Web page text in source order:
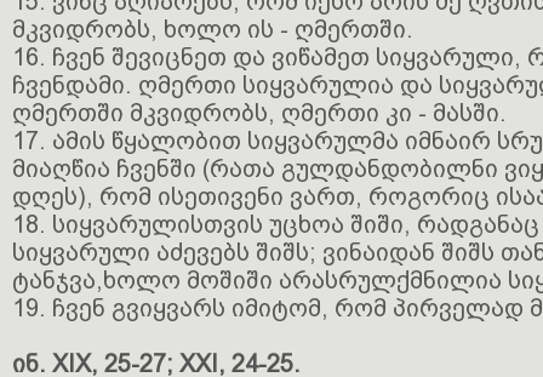
მკვიდრობს, ხოლო ის - ღმერთში.
16. ჩვენ შევიცნეთ და ვიწამეთ
ჩვენდამი. ღმერთი სიყვარულია და
ღმერთში მკვიდრობს, ღმერთი კი - მასში.
17. ამის წყალობით სიყვარულმა იმნაირ
მიაღწია ჩვენში (რათა გულდანდობილნი
დღეს), რომ ისეთივენი ვართ, როგორიც
18. სიყვარულისთვის უცხოა შიში,
სიყვარული აძევებს შიშს; ვინაიდან შიშს
ტანჯვა,ხოლო მოშიში არასრულქმნილია
19. ჩვენ გვიყვარს იმიტომ, რომ პირველად
ინ. XIX, 25-27; XXI, 24-25.